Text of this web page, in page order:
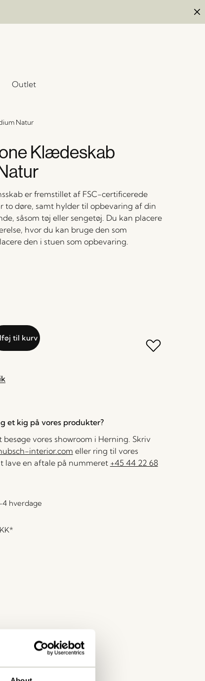
Outlet
Natur
Klædeskab
er fremstillet af FSC-certificerede
to døre, samt hylder til opbevaring af din
såsom tøj eller sengetøj. Du kan placere
hvor du kan bruge den som
den i stuen som opbevaring.
til kurv
et kig på vores produkter?
vores showroom i Herning. Skriv
interior.com eller ring til vores
lave en aftale på nummeret +45 44 22 68
4 hverdage
*